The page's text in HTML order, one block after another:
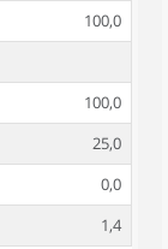
100,0
100,0
25,0
0,0
1,4